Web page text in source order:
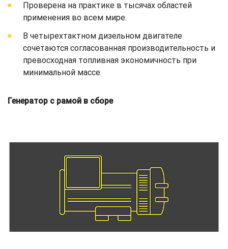
Проверена на практике в тысячах областей
применения во всем мире.
В четырехтактном дизельном двигателе
сочетаются согласованная производительность и
превосходная топливная экономичность при
минимальной массе.
Генератор с рамой в сборе